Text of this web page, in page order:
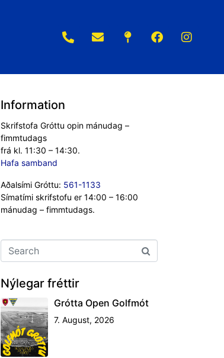
Information
Skrifstofa Gróttu opin mánudag –
fimmtudags
frá kl. 11:30 – 14:30.
Hafa samband
Aðalsími Gróttu: 561-1133
Símatími skrifstofu er 14:00 – 16:00
mánudag – fimmtudags.
Nýlegar fréttir
Grótta Open Golfmót
7. August, 2026